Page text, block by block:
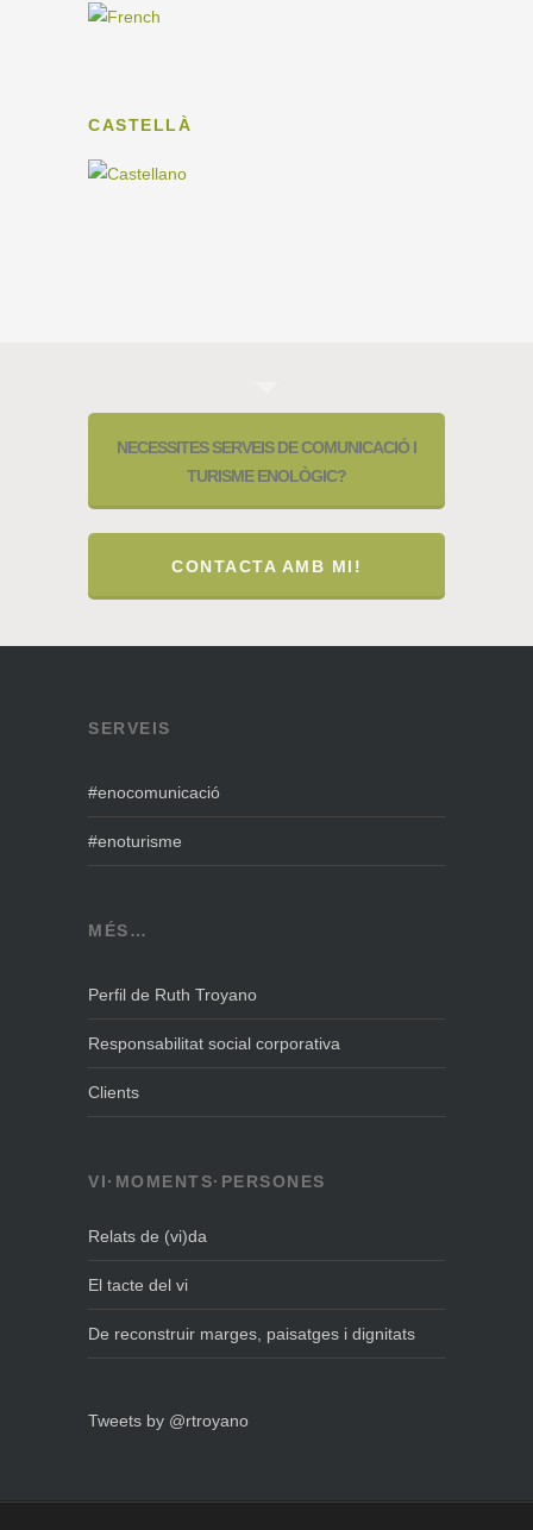
CASTELLÀ
NECESSITES SERVEIS DE COMUNICACIÓ I
TURISME ENOLÒGIC?
CONTACTA AMB MI!
SERVEIS
#enocomunicació
#enoturisme
MÉS…
Perfil de Ruth Troyano
Responsabilitat social corporativa
Clients
VI·MOMENTS·PERSONES
Relats de (vi)da
El tacte del vi
De reconstruir marges, paisatges i dignitats
Tweets by @rtroyano